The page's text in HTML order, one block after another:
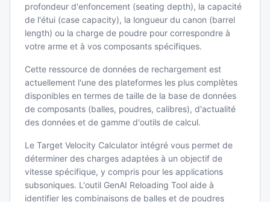
profondeur d'enfoncement (seating depth), la capacité
de l'étui (case capacity), la longueur du canon (barrel
length) ou la charge de poudre pour correspondre à
votre arme et à vos composants spécifiques.
Cette ressource de données de rechargement est
actuellement l'une des plateformes les plus complètes
disponibles en termes de taille de la base de données
de composants (balles, poudres, calibres), d'actualité
des données et de gamme d'outils de calcul.
Le Target Velocity Calculator intégré vous permet de
déterminer des charges adaptées à un objectif de
vitesse spécifique, y compris pour les applications
subsoniques. L'outil GenAI Reloading Tool aide à
identifier les combinaisons de balles et de poudres